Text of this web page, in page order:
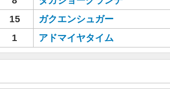
15 ガクエンシュガー
1 アドマイヤタイム